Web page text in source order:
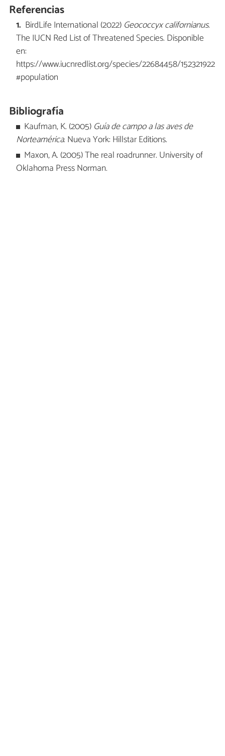
Referencias
BirdLife International (2022) Geococcyx californianus.
The IUCN Red List of Threatened Species. Disponible
en:
https://www.iucnredlist.org/species/22684458/152321922
#population
Bibliografía
Kaufman, K. (2005) Guía de campo a las aves de
Norteamérica. Nueva York: Hillstar Editions.
Maxon, A. (2005) The real roadrunner. University of
Oklahoma Press Norman.